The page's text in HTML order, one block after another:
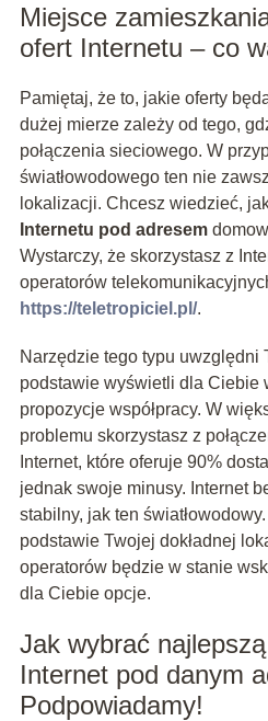
Miejsce
ofert Internetu – co
Pamiętaj, że to, jakie oferty
dużej mierze zależy od tego,
połączenia sieciowego. W
światłowodowego ten nie
lokalizacji. Chcesz wiedzieć,
Internetu pod adresem
Wystarczy, że skorzystasz z
operatorów
https://teletropiciel.pl/.
Narzędzie tego typu uwzględni
podstawie wyświetli dla Ciebie
propozycje współpracy. W
problemu skorzystasz z
Internet, które oferuje 90%
jednak swoje minusy. Internet
stabilny, jak ten
podstawie Twojej dokładnej
operatorów będzie w stanie
dla Ciebie opcje.
Jak wybrać
Internet pod danym
Podpowiadamy!